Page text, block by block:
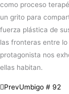
como proceso
un grito para
fuerza plástica de
las fronteras entre
protagonista nos
ellas habitan.
PrevUmbigo # 92